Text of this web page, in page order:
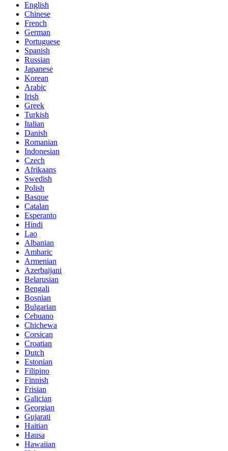
English
Chinese
French
German
Portuguese
Spanish
Russian
Japanese
Korean
Arabic
Irish
Greek
Turkish
Italian
Danish
Romanian
Indonesian
Czech
Afrikaans
Swedish
Polish
Basque
Catalan
Esperanto
Hindi
Lao
Albanian
Amharic
Armenian
Azerbaijani
Belarusian
Bengali
Bosnian
Bulgarian
Cebuano
Chichewa
Corsican
Croatian
Dutch
Estonian
Filipino
Finnish
Frisian
Galician
Georgian
Gujarati
Haitian
Hausa
Hawaiian